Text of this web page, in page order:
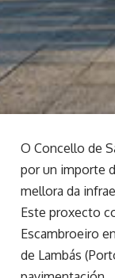
O Concello de
por un importe
mellora da
Este proxecto
Escambroeiro
de Lambás